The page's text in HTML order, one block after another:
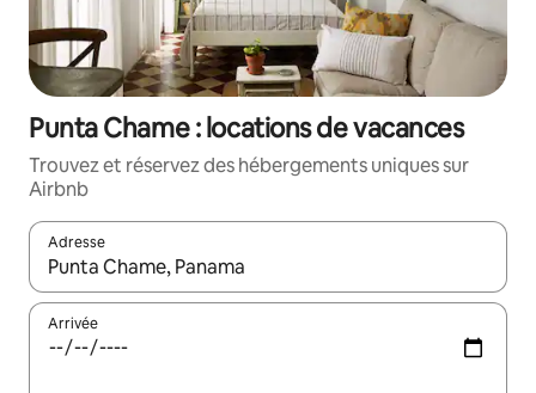
Punta Chame : locations de vacances
Trouvez et réservez des hébergements uniques sur
Airbnb
Adresse
Lorsque les résultats s'affichent, utilisez les flèches vers le
Arrivée